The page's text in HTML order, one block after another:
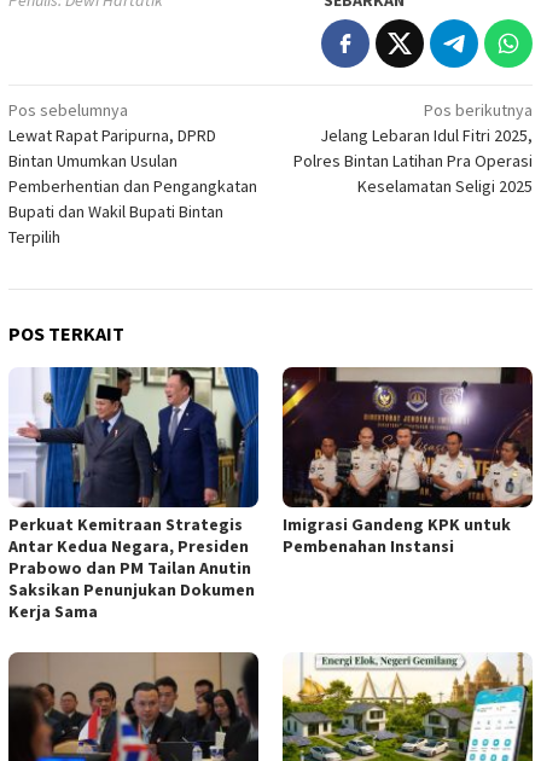
Navigasi
pos
Pos sebelumnya
Lewat Rapat Paripurna, DPRD
Bintan Umumkan Usulan
Pemberhentian dan Pengangkatan
Bupati dan Wakil Bupati Bintan
Terpilih
Pos berikutnya
Jelang Lebaran Idul Fitri 2025,
Polres Bintan Latihan Pra Operasi
Keselamatan Seligi 2025
POS TERKAIT
Perkuat Kemitraan Strategis
Antar Kedua Negara, Presiden
Prabowo dan PM Tailan Anutin
Saksikan Penunjukan Dokumen
Kerja Sama
Imigrasi Gandeng KPK untuk
Pembenahan Instansi